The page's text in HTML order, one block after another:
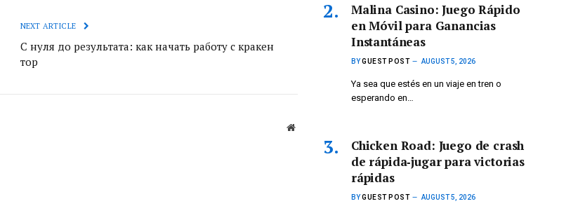
NEXT ARTICLE
С нуля до результата: как начать работу с кракен
тор
Website
Malina Casino: Juego Rápido
en Móvil para Ganancias
Instantáneas
BYGUEST POST AUGUST 5, 2026
Ya sea que estés en un viaje en tren o
esperando en…
Chicken Road: Juego de crash
de rápida‑jugar para victorias
rápidas
BYGUEST POST AUGUST 5, 2026